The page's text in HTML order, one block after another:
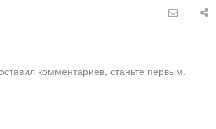
комментариев, станьте первым.